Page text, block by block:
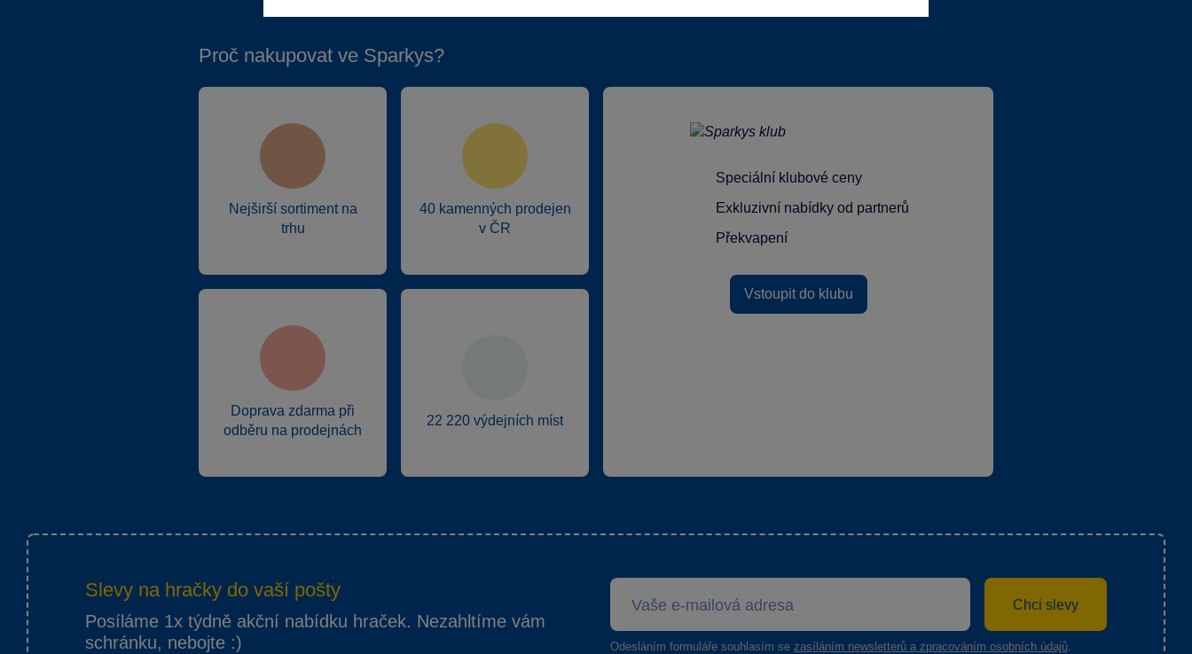
Proč nakupovat ve Sparkys?
Nejširší sortiment na
trhu
40 kamenných prodejen
v ČR
Doprava zdarma při
odběru na prodejnách
22 220 výdejních míst
Speciální klubové ceny
Exkluzivní nabídky od partnerů
Překvapení
Vstoupit do klubu
Slevy na hračky do vaší pošty
Posíláme 1x týdně akční nabídku hraček. Nezahltíme vám
schránku, nebojte :)
Chci slevy
Odesláním formuláře souhlasím se zasíláním newsletterů a zpracováním osobních údajů